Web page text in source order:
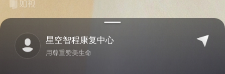
星空智程康复中心
用尊重赞美生命